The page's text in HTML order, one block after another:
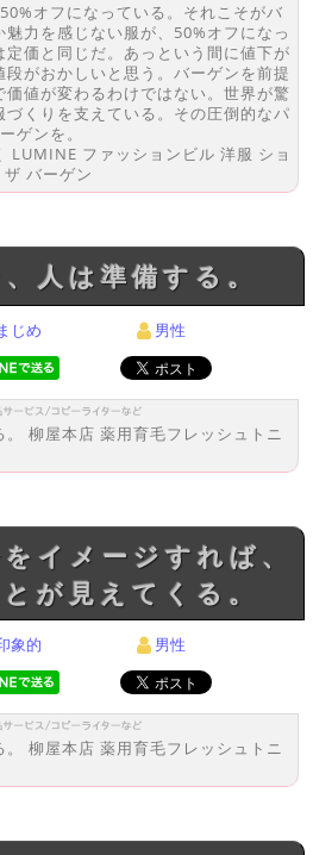
オフになっている。それこそがバ
力を感じない服が、50%オフになっ
価と同じだ。あっという間に値下が
段がおかしいと思う。バーゲンを前提
値が変わるわけではない。世界が驚
づくりを支えている。その圧倒的なパ
ゲンを。
LUMINE ファッションビル 洋服 ショ
バーゲン
、人は準備する。
じめ 男性
柳屋本店 薬用育毛フレッシュトニ
が見えてくる。
象的 男性
柳屋本店 薬用育毛フレッシュトニ